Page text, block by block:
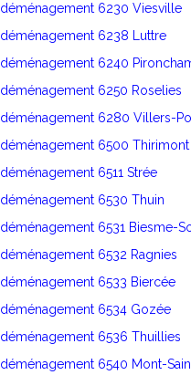
6230 Viesville
6238 Luttre
6240
6250 Roselies
6280 Villers-
6500 Thirimont
6511 Strée
6530 Thuin
6531 Biesme-
6532 Ragnies
6533 Biercée
6534 Gozée
6536 Thuillies
6540 Mont-